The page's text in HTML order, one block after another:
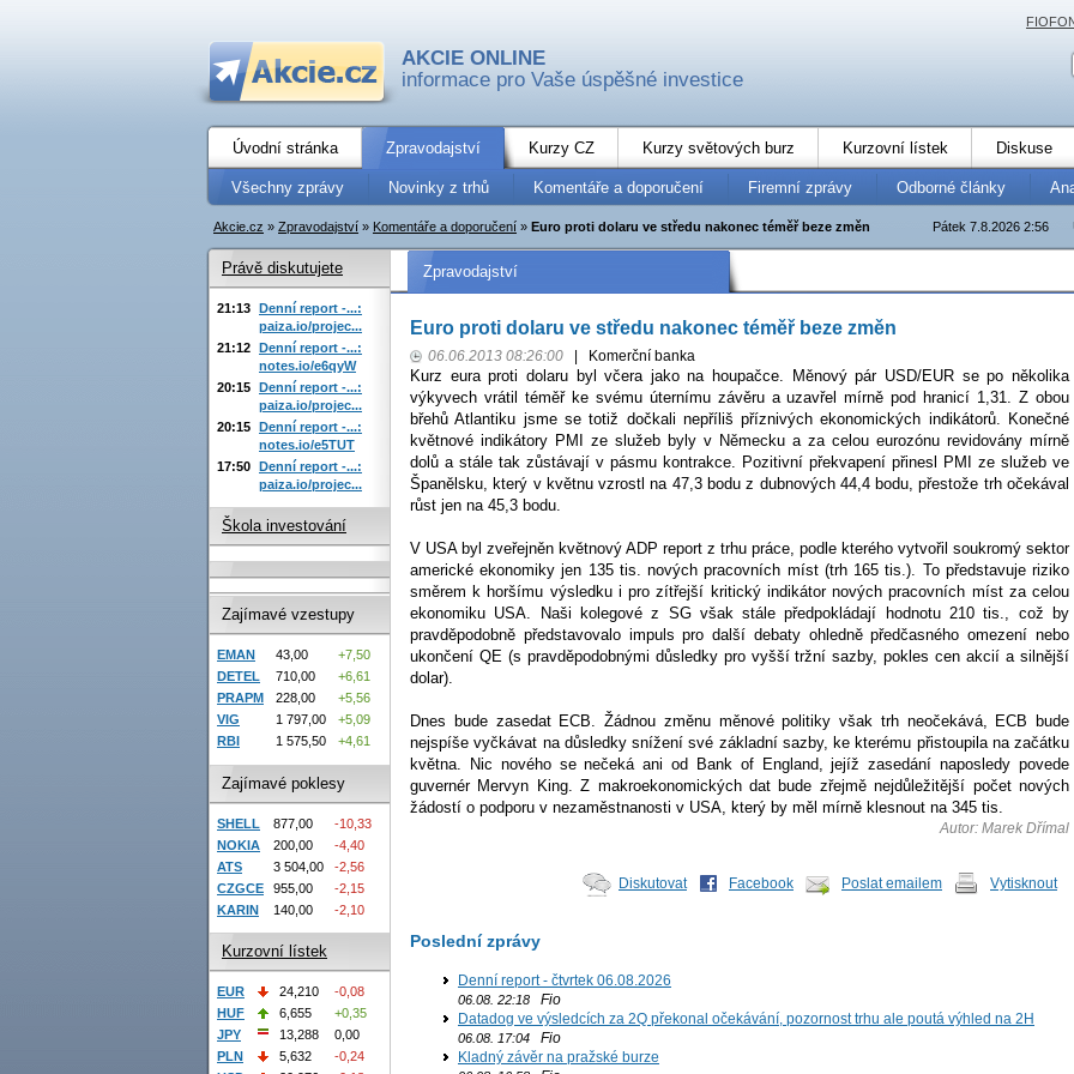
AKCIE ONLINE
informace pro Vaše úspěšné investice
Úvodní stránka Zpravodajství Kurzy CZ Kurzy světových burz Kurzovní lístek Diskuse
Všechny zprávy Novinky z trhů Komentáře a doporučení Firemní zprávy Odborné články
Pátek 7.8.2026 2:56
Akcie.cz » Zpravodajství » Komentáře a doporučení » Euro proti dolaru ve středu nakonec téměř beze změn
Zpravodajství
Euro proti dolaru ve středu nakonec téměř beze změn
06.06.2013 08:26:00 Komerční banka
Kurz eura proti dolaru byl včera jako na houpačce. Měnový pár USD/EUR se po několika
výkyvech vrátil téměř ke svému úternímu závěru a uzavřel mírně pod hranicí 1,31. Z obou
břehů Atlantiku jsme se totiž dočkali nepříliš příznivých ekonomických indikátorů. Konečné
květnové indikátory PMI ze služeb byly v Německu a za celou eurozónu revidovány mírně
dolů a stále tak zůstávají v pásmu kontrakce. Pozitivní překvapení přinesl PMI ze služeb ve
Španělsku, který v květnu vzrostl na 47,3 bodu z dubnových 44,4 bodu, přestože trh očekával
růst jen na 45,3 bodu.
V USA byl zveřejněn květnový ADP report z trhu práce, podle kterého vytvořil soukromý sektor
americké ekonomiky jen 135 tis. nových pracovních míst (trh 165 tis.). To představuje riziko
směrem k horšímu výsledku i pro zítřejší kritický indikátor nových pracovních míst za celou
ekonomiku USA. Naši kolegové z SG však stále předpokládají hodnotu 210 tis., což by
pravděpodobně představovalo impuls pro další debaty ohledně předčasného omezení nebo
ukončení QE (s pravděpodobnými důsledky pro vyšší tržní sazby, pokles cen akcií a silnější
dolar).
Dnes bude zasedat ECB. Žádnou změnu měnové politiky však trh neočekává, ECB bude
nejspíše vyčkávat na důsledky snížení své základní sazby, ke kterému přistoupila na začátku
května. Nic nového se nečeká ani od Bank of England, jejíž zasedání naposledy povede
guvernér Mervyn King. Z makroekonomických dat bude zřejmě nejdůležitější počet nových
žádostí o podporu v nezaměstnanosti v USA, který by měl mírně klesnout na 345 tis.
Autor: Marek Dřímal
Diskutovat Facebook Poslat emailem Vytisknout
Poslední zprávy
Denní report - čtvrtek 06.08.2026
06.08. 22:18 Fio
Datadog ve výsledcích za 2Q překonal očekávání, pozornost trhu ale poutá výhled na 2H
06.08. 17:04 Fio
Kladný závěr na pražské burze
Právě diskutujete
21:13 Denní report -...:
paiza.io/projec...
21:12 Denní report -...:
notes.io/e6qyW
20:15 Denní report -...:
paiza.io/projec...
20:15 Denní report -...:
notes.io/e5TUT
17:50 Denní report -...:
paiza.io/projec...
Škola investování
Zajímavé vzestupy
EMAN 43,00
+7,50
DETEL
710,00
+6,61
PRAPM
228,00
+5,56
VIG
1 797,00
+5,09
RBI
1 575,50 +4,61
Zajímavé poklesy
SHELL 877,00
-10,33
NOKIA
200,00
-4,40
ATS
3 504,00
-2,56
CZGCE
955,00
-2,15
KARIN
140,00 -2,10
Kurzovní lístek
EUR 24,210
-0,08
HUF
6,655
+0,35
JPY
13,288
0,00
PLN
5,632
-0,24